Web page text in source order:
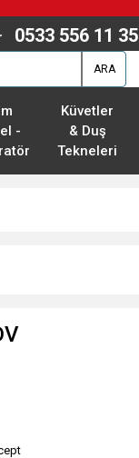
0533 556 11 35
ARA
-
Küvetler
& Duş
Tekneleri